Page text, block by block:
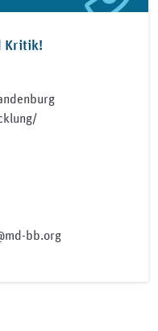
Kritik!
bb.org